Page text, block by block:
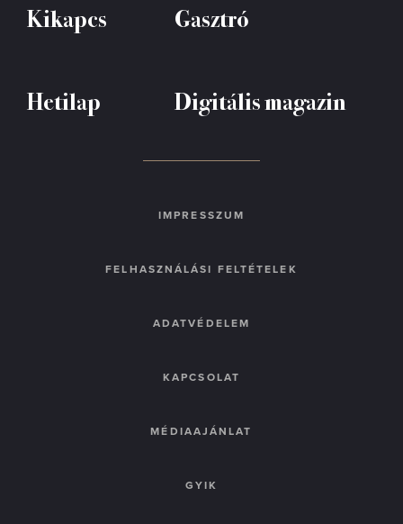
Kikapcs Gasztró
Hetilap Digitális magazin
IMPRESSZUM
FELHASZNÁLÁSI FELTÉTELEK
ADATVÉDELEM
KAPCSOLAT
MÉDIAAJÁNLAT
GYIK